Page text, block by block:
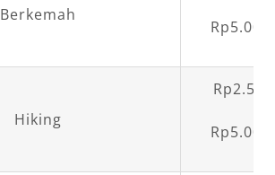
Berkemah
Hiking